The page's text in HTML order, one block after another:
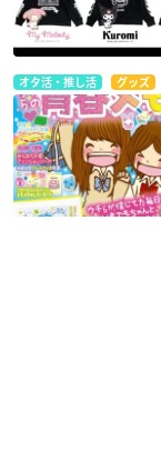
オタ活・推し活 グッズ